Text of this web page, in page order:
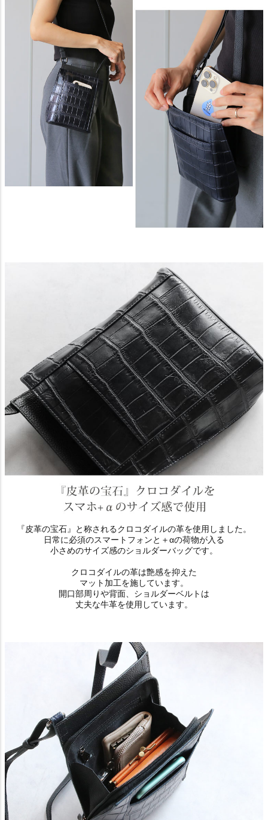
『皮革の宝石』と称されるクロコダイルの革を使用しました。
日常に必須のスマートフォンと＋αの荷物が入る
小さめのサイズ感のショルダーバッグです。
クロコダイルの革は艶感を抑えた
マット加工を施しています。
開口部周りや背面、ショルダーベルトは
丈夫な牛革を使用しています。